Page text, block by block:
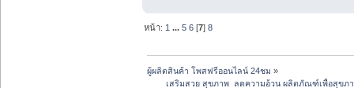
หน้า: 1 ...5 6 [7]8
ผู้ผลิตสินค้า โพสฟรีออนไลน์ 24ชม »
เสริมสวย สุขภาพ  ลดความอ้วน ผลิตภัณฑ์เพื่อสุขภ